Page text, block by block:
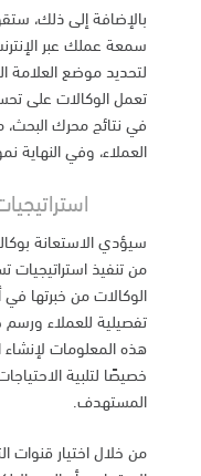
بالإضافة إلى ذلك،
سمعة عملك عبر
لتحديد موضع العلامة
تعمل الوكالات على
في نتائج محرك البحث،
العملاء، وفي النهاية
سيؤدي الاستعانة
من تنفيذ
الوكالات من خبرتها
تفصيلية للعملاء
هذه المعلومات
خصيصًا لتلبية
المستهدف.
من خلال اختيار قنوات